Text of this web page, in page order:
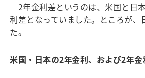
2年金利差というのは、米国と日
利差となっていました。ところが
た。
米国・日本の2年金利、および2年